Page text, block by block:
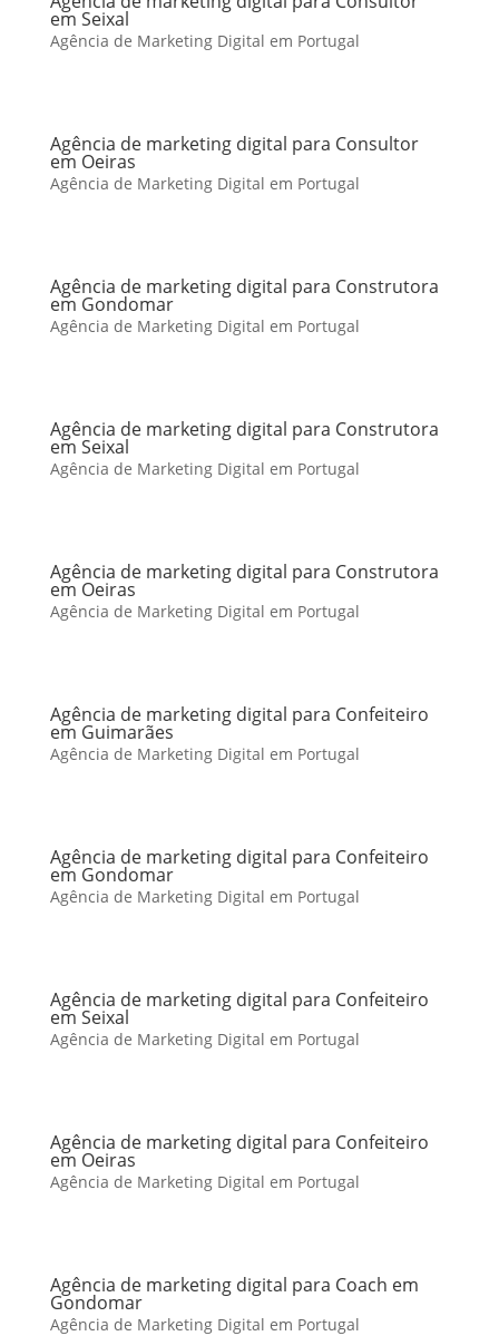
em Seixal
Agência de Marketing Digital em Portugal
Agência de marketing digital para Consultor
em Oeiras
Agência de Marketing Digital em Portugal
Agência de marketing digital para Construtora
em Gondomar
Agência de Marketing Digital em Portugal
Agência de marketing digital para Construtora
em Seixal
Agência de Marketing Digital em Portugal
Agência de marketing digital para Construtora
em Oeiras
Agência de Marketing Digital em Portugal
Agência de marketing digital para Confeiteiro
em Guimarães
Agência de Marketing Digital em Portugal
Agência de marketing digital para Confeiteiro
em Gondomar
Agência de Marketing Digital em Portugal
Agência de marketing digital para Confeiteiro
em Seixal
Agência de Marketing Digital em Portugal
Agência de marketing digital para Confeiteiro
em Oeiras
Agência de Marketing Digital em Portugal
Agência de marketing digital para Coach em
Gondomar
Agência de Marketing Digital em Portugal